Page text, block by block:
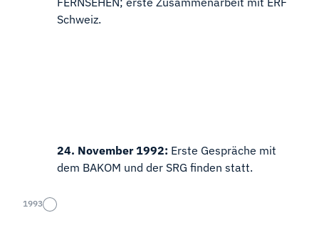
Schweiz.
24. November 1992: Erste Gespräche mit
dem BAKOM und der SRG finden statt.
1993